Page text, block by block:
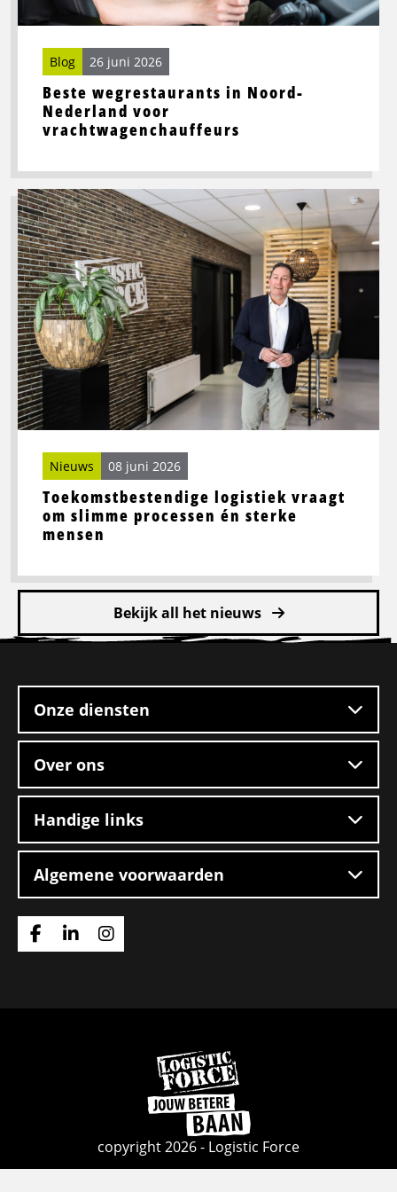
Beste wegrestaurants in Noord-
Nederland voor
vrachtwagenchauffeurs
Blog 26 juni 2026
Toekomstbestendige logistiek vraagt
om slimme processen én sterke
mensen
Nieuws 08 juni 2026
Lees
meer
over
Toekomstbestendige
logistiek
vraagt
om
slimme
processen
én
sterke
mensen
Bekijk all het nieuws
footer
Onze diensten
Over ons
Handige links
Algemene voorwaarden
Ga
Ga
Ga
Ga
naar
de
homepage
copyright 2026 - Logistic Force